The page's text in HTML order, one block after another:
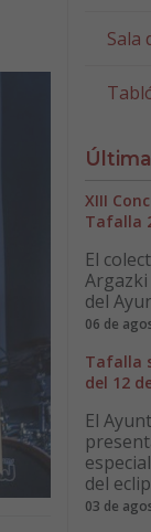
Sala
XIII
Tafalla
El
del
06 de
Tafalla
del 12
El
del
03 de